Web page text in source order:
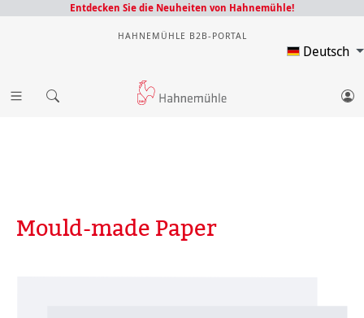
Entdecken Sie die Neuheiten von Hahnemühle!
HAHNEMÜHLE B2B-PORTAL
Deutsch
Mould-made Paper